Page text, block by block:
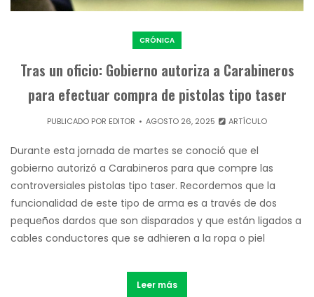
CRÓNICA
Tras un oficio: Gobierno autoriza a Carabineros
para efectuar compra de pistolas tipo taser
PUBLICADO POR EDITOR AGOSTO 26, 2025 ARTÍCULO
Durante esta jornada de martes se conoció que el
gobierno autorizó a Carabineros para que compre las
controversiales pistolas tipo taser. Recordemos que la
funcionalidad de este tipo de arma es a través de dos
pequeños dardos que son disparados y que están ligados a
cables conductores que se adhieren a la ropa o piel
Leer más